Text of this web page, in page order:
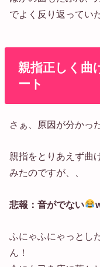
でよく反り返ってい
親指正しく曲
ート
さぁ、原因が分かっ
親指をとりあえず曲
みたのですが、、
悲報：音がでない
ふにゃふにゃっとし
ん！